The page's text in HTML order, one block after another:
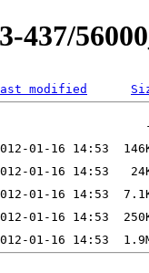
437/
modified